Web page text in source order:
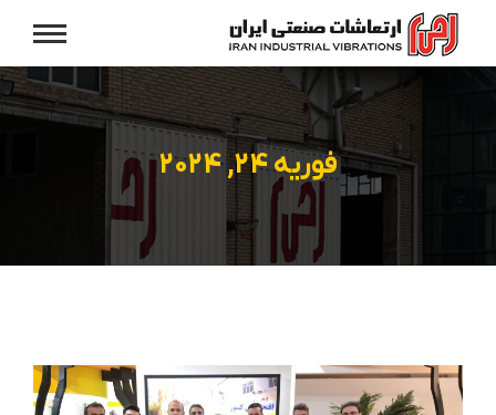
فوریه 24, 2024